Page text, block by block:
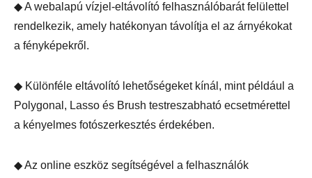
◆ A webalapú vízjel-eltávolító felhasználóbarát felülettel
rendelkezik, amely hatékonyan távolítja el az árnyékokat
a fényképekről.
◆ Különféle eltávolító lehetőségeket kínál, mint például a
Polygonal, Lasso és Brush testreszabható ecsetmérettel
a kényelmes fotószerkesztés érdekében.
◆ Az online eszköz segítségével a felhasználók